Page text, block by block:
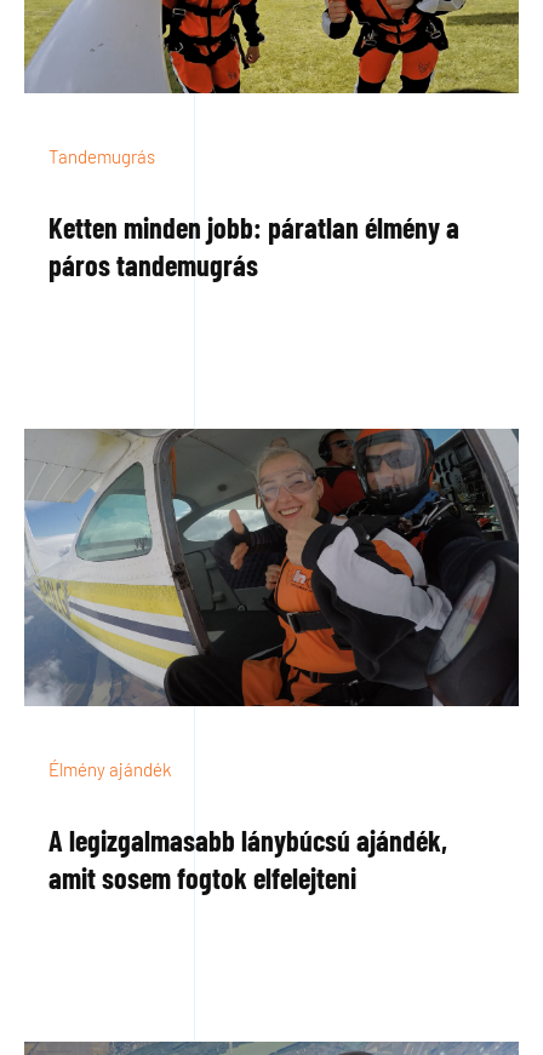
Tandemugrás
Ketten minden jobb: páratlan élmény a
páros tandemugrás
Élmény ajándék
A legizgalmasabb lánybúcsú ajándék,
amit sosem fogtok elfelejteni